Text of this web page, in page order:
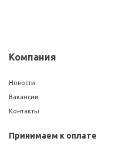
Компания
Новости
Вакансии
Контакты
Принимаем к оплате